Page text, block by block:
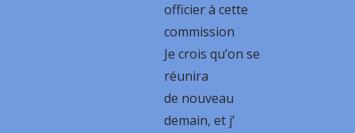
officier à cette
commission
Je crois qu’on se
réunira
de nouveau
demain, et j’